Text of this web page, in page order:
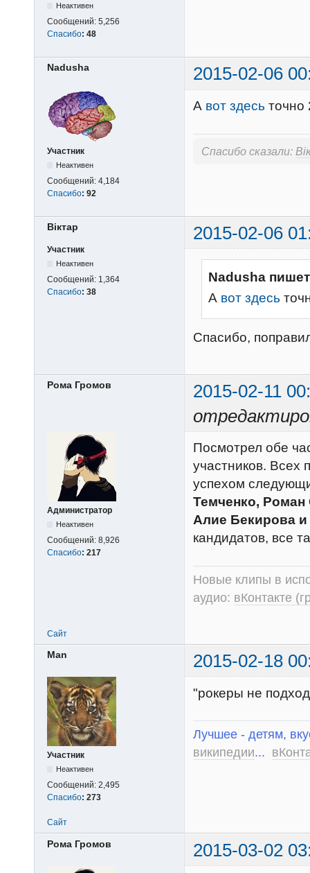
Неактивен
Сообщений: 5,256
Спасибо: 48
Nadusha 2015-02-06
Участник
Неактивен
Сообщений: 4,184
Спасибо: 92
А вот здесь
Спасибо сказали:
Вiктар 2015-02-06
Участник
Неактивен
Сообщений: 1,364
Спасибо: 38
Nadusha
А вот здесь
Спасибо,
Рома Громов
2015-02-11
Администратор
Неактивен
Сообщений: 8,926
Спасибо: 217
Посмотрел обе
участников. Всех
успехом
Темченко,
Алие Бекирова и
кандидатов, все
Новые клипы в
аудио: вКонтакте
Сайт
Man 2015-02-18
Участник
Неактивен
Сообщений: 2,495
Спасибо: 273
"рокеры не
Лучшее - детям,
википедии...
Сайт
Рома Громов 2015-03-02